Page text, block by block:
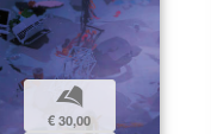
b
€ 30,00